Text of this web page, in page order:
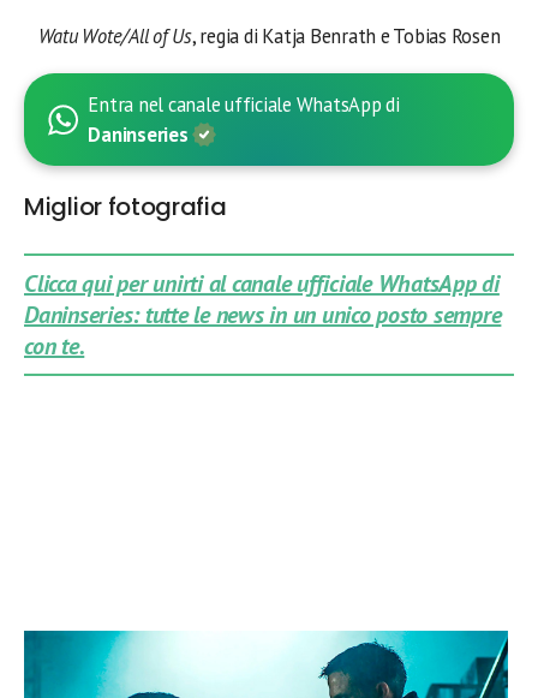
Watu Wote/All of Us, regia di Katja Benrath e Tobias Rosen
Entra nel canale ufficiale WhatsApp di
Daninseries
Miglior fotografia
Clicca qui per unirti al canale ufficiale WhatsApp di
Daninseries: tutte le news in un unico posto sempre
con te.